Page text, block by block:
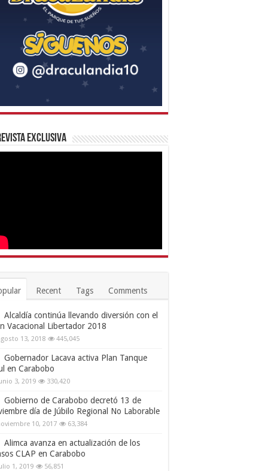
Exclusiva
Recent Tags Comments
Alcaldía continúa llevando diversión con el
Vacacional Libertador 2018
13, 2018 445,045
Gobernador Lacava activa Plan Tanque
en Carabobo
3, 2019 330,420
Gobierno de Carabobo decretó 13 de
día de Júbilo Regional No Laborable
10, 2017 63,384
Alimca avanza en actualización de los
CLAP en Carabobo
1, 2019 56,851